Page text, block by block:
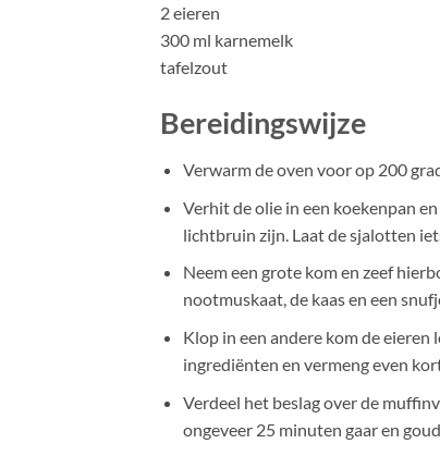
2 eieren
300 ml karnemelk
tafelzout
Bereidingswijze
Verwarm de oven voor op 200
Verhit de olie in een koekenpan
lichtbruin zijn. Laat de sjalotten
Neem een grote kom en zeef
nootmuskaat, de kaas en een
Klop in een andere kom de
ingrediënten en vermeng even
Verdeel het beslag over de
ongeveer 25 minuten gaar en